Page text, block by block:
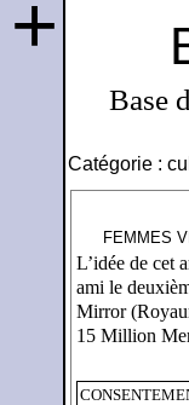
Base
+
Catégorie :
FEMMES
L’idée de cet
ami le
Mirror
15 Million